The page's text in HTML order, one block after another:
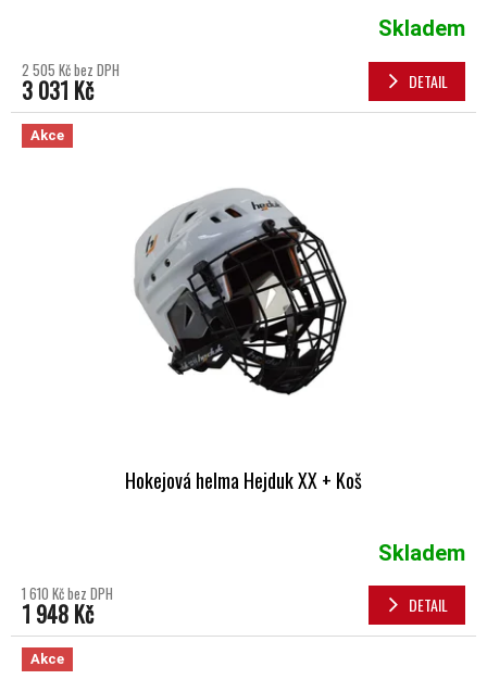
Skladem
2 505 Kč bez DPH
3 031 Kč DETAIL
Akce
Hokejová helma Hejduk XX + Koš
Skladem
1 610 Kč bez DPH
1 948 Kč DETAIL
Akce